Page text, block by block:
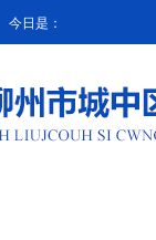
今日是：